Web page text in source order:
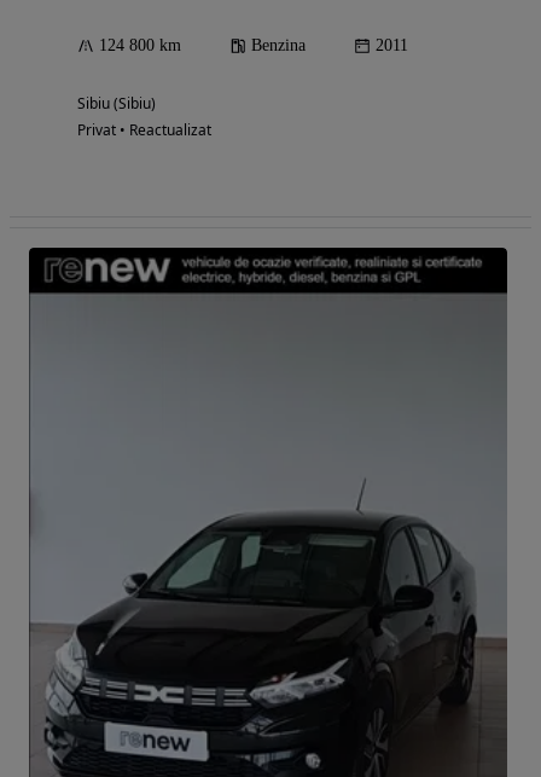
124 800 km Benzina 2011
Sibiu (Sibiu)
Privat • Reactualizat